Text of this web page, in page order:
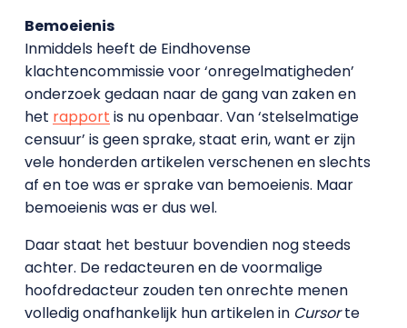
Bemoeienis
Inmiddels heeft de Eindhovense
klachtencommissie voor ‘onregelmatigheden’
onderzoek gedaan naar de gang van zaken en
het rapport is nu openbaar. Van ‘stelselmatige
censuur’ is geen sprake, staat erin, want er zijn
vele honderden artikelen verschenen en slechts
af en toe was er sprake van bemoeienis. Maar
bemoeienis was er dus wel.
Daar staat het bestuur bovendien nog steeds
achter. De redacteuren en de voormalige
hoofdredacteur zouden ten onrechte menen
volledig onafhankelijk hun artikelen in Cursorte